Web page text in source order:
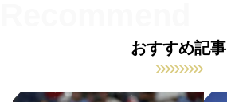
おすすめ記事